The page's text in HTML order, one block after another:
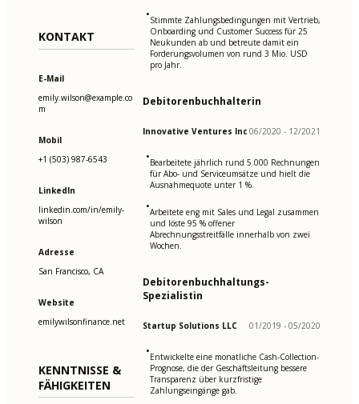
KONTAKT
E-Mail
emily.wilson@example.co
m
Mobil
+1 (503) 987-6543
LinkedIn
linkedin.com/in/emily-
wilson
Adresse
San Francisco, CA
Website
emilywilsonfinance.net
KENNTNISSE &
FÄHIGKEITEN
•Stimmte Zahlungsbedingungen mit Vertrieb,
Onboarding und Customer Success für 25
Neukunden ab und betreute damit ein
Forderungsvolumen von rund 3 Mio. USD
pro Jahr.
Debitorenbuchhalterin
Innovative Ventures Inc 06/2020 - 12/2021
•Bearbeitete jährlich rund 5.000 Rechnungen
für Abo- und Serviceumsätze und hielt die
Ausnahmequote unter 1 %.
•Arbeitete eng mit Sales und Legal zusammen
und löste 95 % offener
Abrechnungsstreitfälle innerhalb von zwei
Wochen.
Debitorenbuchhaltungs-
Spezialistin
Startup Solutions LLC 01/2019 - 05/2020
•Entwickelte eine monatliche Cash-Collection-
Prognose, die der Geschäftsleitung bessere
Transparenz über kurzfristige
Zahlungseingänge gab.